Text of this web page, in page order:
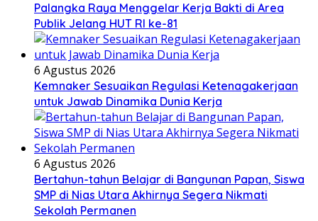
Palangka Raya Menggelar Kerja Bakti di Area
Publik Jelang HUT RI ke-81
6 Agustus 2026
Kemnaker Sesuaikan Regulasi Ketenagakerjaan
untuk Jawab Dinamika Dunia Kerja
6 Agustus 2026
Bertahun-tahun Belajar di Bangunan Papan, Siswa
SMP di Nias Utara Akhirnya Segera Nikmati
Sekolah Permanen